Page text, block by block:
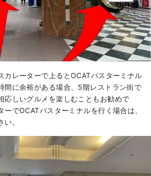
カレーターで上るとOCATバスターミナル
間に余裕がある場合、5階レストラン街で
応しいグルメを楽しむこともお勧めで
ーでOCATバスターミナルを行く場合は、
。